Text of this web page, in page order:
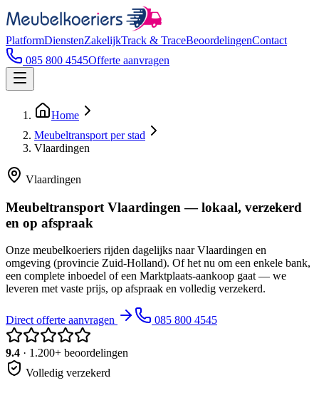
PlatformDienstenZakelijkTrack & TraceBeoordelingenContact
085 800 4545Offerte aanvragen
Home
Meubeltransport per stad
Vlaardingen
Vlaardingen
Meubeltransport Vlaardingen — lokaal, verzekerd
en op afspraak
Onze meubelkoeriers rijden dagelijks naar Vlaardingen en
omgeving (provincie Zuid-Holland). Of het nu om een enkele bank,
een complete inboedel of een Marktplaats-aankoop gaat — we
leveren met vaste prijs, op afspraak en volledig verzekerd.
Direct offerte aanvragen 085 800 4545
9.4 · 1.200+ beoordelingen
Volledig verzekerd